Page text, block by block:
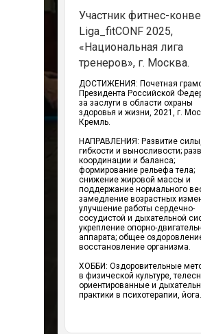
Участник фитнес-
Liga_fitCONF 2025,
«Национальная лига
тренеров», г. Москва.
ДОСТИЖЕНИЯ: Почетная
Президента Российской
за заслуги в области охраны
здоровья и жизни, 2021, г.
Кремль.
НАПРАВЛЕНИЯ: Развитие силы,
гибкости и выносливости;
координации и баланса;
формирование рельефа тела;
снижение жировой массы и
поддержание нормального
замедление возрастных
улучшение работы сердечно-
сосудистой и дыхательной
укрепление опорно-
аппарата; общее
восстановление организма.
ХОББИ: Оздоровительные
в физической культуре,
ориентированные и
практики в психотерапии, йога.